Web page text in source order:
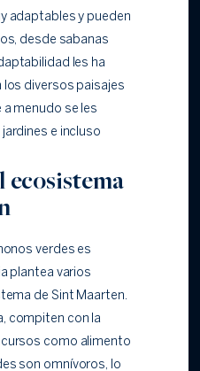
adaptables y pueden
desde sabanas
les ha
diversos paisajes
a menudo se les
e incluso
ecosistema
verdes es
plantea varios
de Sint Maarten.
compiten con la
como alimento
son omnívoros, lo